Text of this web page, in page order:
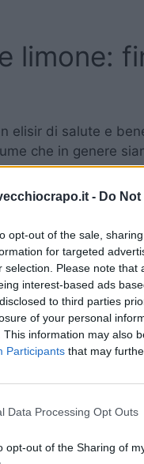
- Do
opt-out of the sale,
for targeted
selection. Please note
interest-based ads
to third parties
of your personal
This information may also
Participants that may
Data Processing Opt Outs
opt-out of the Sharing of
limone:
elisir di salute e
che in genere
carne o
anche da chi
rafforza il
eliminare le scorie
anche ad
ad eliminare l’alito
anche il fegato
ci renda più
per ridurre lo
acqua e limone